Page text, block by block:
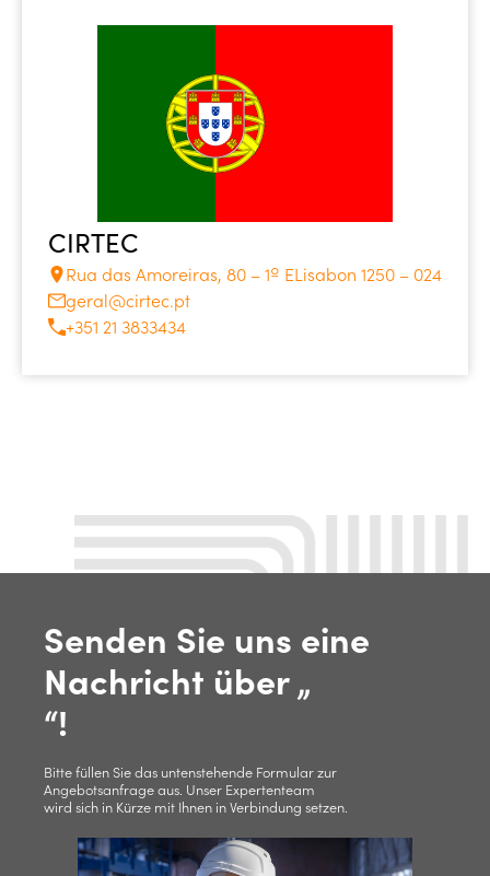
CIRTEC
Rua das Amoreiras, 80 – 1º ELisabon 1250 – 024
geral@cirtec.pt
+351 21 3833434
Senden Sie uns eine
Nachricht über „
“!
Bitte füllen Sie das untenstehende Formular zur
Angebotsanfrage aus. Unser Expertenteam
wird sich in Kürze mit Ihnen in Verbindung setzen.